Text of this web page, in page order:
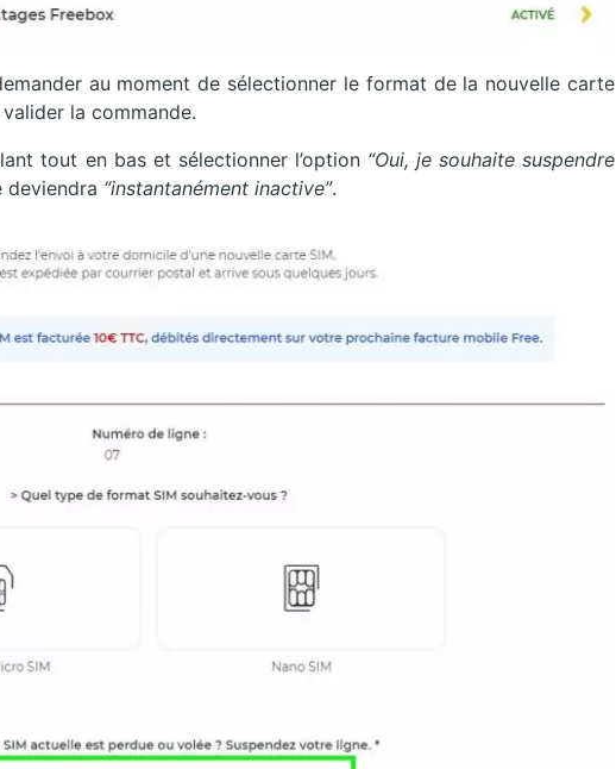
au moment de sélectionner le format de la nouvelle carte
la commande.
tout en bas et sélectionner l’option “Oui, je souhaite suspendre
deviendra “instantanément inactive”.